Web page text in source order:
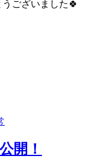
ございました🍀
開！